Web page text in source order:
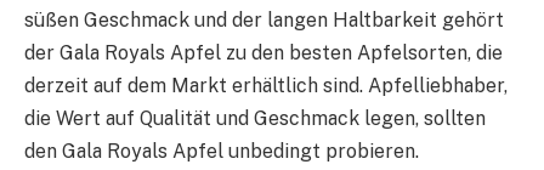
süßen Geschmack und der langen Haltbarkeit gehört
der Gala Royals Apfel zu den besten Apfelsorten, die
derzeit auf dem Markt erhältlich sind. Apfelliebhaber,
die Wert auf Qualität und Geschmack legen, sollten
den Gala Royals Apfel unbedingt probieren.